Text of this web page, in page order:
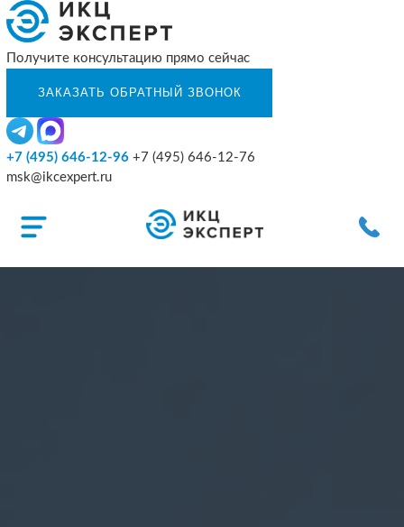
Получите консультацию прямо сейчас
+7 (495) 646-12-96 +7 (495) 646-12-76
msk@ikcexpert.ru